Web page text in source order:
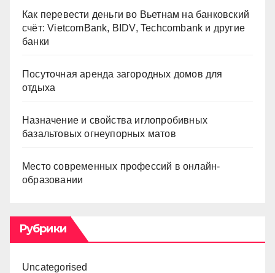
Как перевести деньги во Вьетнам на банковский
счёт: VietcomBank, BIDV, Techcombank и другие
банки
Посуточная аренда загородных домов для
отдыха
Назначение и свойства иглопробивных
базальтовых огнеупорных матов
Место современных профессий в онлайн-
образовании
Рубрики
Uncategorised